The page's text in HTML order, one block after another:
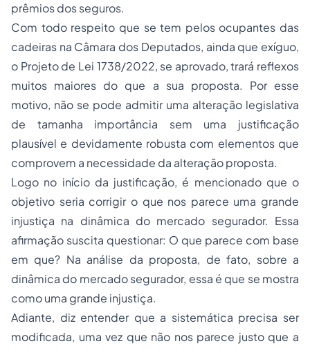
prêmios dos seguros.
Com todo respeito que se tem pelos ocupantes das
cadeiras na Câmara dos Deputados, ainda que exíguo,
o Projeto de Lei 1738/2022, se aprovado, trará reflexos
muitos maiores do que a sua proposta. Por esse
motivo, não se pode admitir uma alteração legislativa
de tamanha importância sem uma justificação
plausível e devidamente robusta com elementos que
comprovem a necessidade da alteração proposta.
Logo no início da justificação, é mencionado que o
objetivo seria corrigir o que nos parece uma grande
injustiça na dinâmica do mercado segurador. Essa
afirmação suscita questionar: O que parece com base
em que? Na análise da proposta, de fato, sobre a
dinâmica do mercado segurador, essa é que se mostra
como uma grande injustiça.
Adiante, diz entender que a sistemática precisa ser
modificada, uma vez que não nos parece justo que a